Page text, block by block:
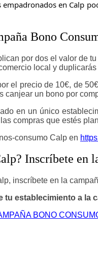
empadronados en Calp
Bono
por dos el valor de tu
local y
el precio de 10€, de
canjear un bono por
en un único
compras que estés
consumo Calp en
Inscríbete en
inscríbete en la
tu establecimiento a la
BONO